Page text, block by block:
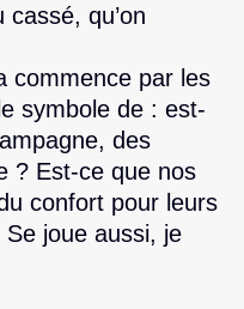
qu’on
commence par les
symbole de : est-
des
? Est-ce que nos
confort pour leurs
joue aussi, je